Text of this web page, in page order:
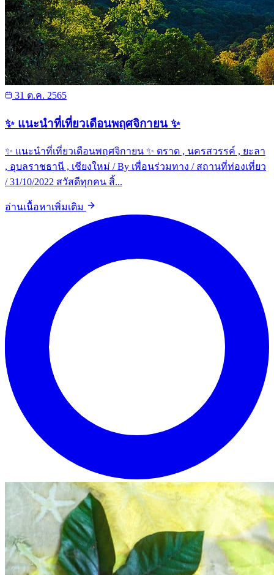
31 ต.ค. 2565
✨ แนะนำที่เที่ยวเดือนพฤศจิกายน ✨
✨ แนะนำที่เที่ยวเดือนพฤศจิกายน ✨ ตราด , นครสวรรค์ , ยะลา
, อุบลราชธานี , เชียงใหม่ / By เพื่อนร่วมทาง / สถานที่ท่องเที่ยว
/ 31/10/2022 สวัสดีทุกคน สิ้...
อ่านเนื้อหาเพิ่มเติม